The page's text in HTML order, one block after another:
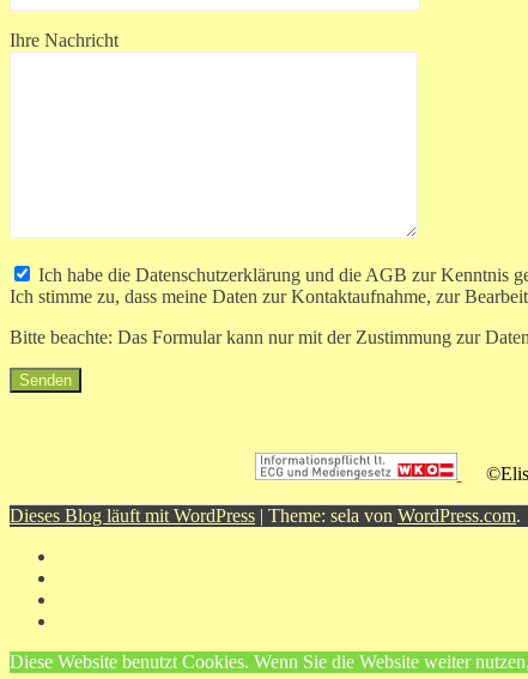
Ihre Nachricht
Ich habe die Datenschutzerklärung und die AGB zur Kenntnis
Ich stimme zu, dass meine Daten zur Kontaktaufnahme, zur
Bitte beachte: Das Formular kann nur mit der Zustimmung zur
Dieses Blog läuft mit WordPress | Theme: sela von WordPress.com.
Diese Website benutzt Cookies. Wenn Sie die Website weiter